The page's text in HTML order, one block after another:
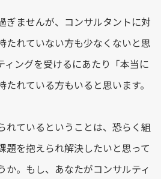
ぎませんが、コンサルタントに対
たれていない方も少なくないと思
ィングを受けるにあたり「本当に
れている方もいると思います。
れているということは、恐らく組
題を抱えられ解決したいと思って
か。もし、あなたがコンサルティ